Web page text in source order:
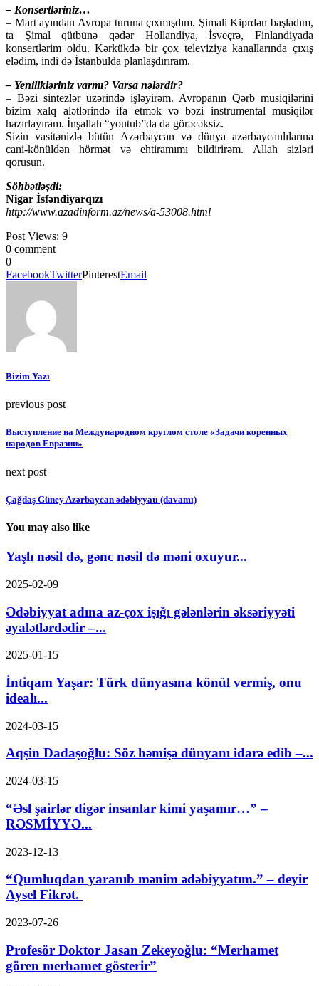
– Konsertləriniz…
– Mart ayından Avropa turuna çıxmışdım. Şimali Kiprdən başladım,
ta Şimal qütbünə qədər Hollandiya, İsveçrə, Finlandiyada
konsertlərim oldu. Kərkükdə bir çox televiziya kanallarında çıxış
elədim, indi də İstanbulda planlaşdırıram.
– Yenilikləriniz varmı? Varsa nələrdir?
– Bəzi sintezlər üzərində işləyirəm. Avropanın Qərb musiqilərini
bizim xalq alətlərində ifa etmək və bəzi instrumental musiqilər
hazırlayıram. İnşallah “youtub”da da görəcəksiz.
Sizin vasitənizlə bütün Azərbaycan və dünya azərbaycanlılarına
cani-könüldən hörmət və ehtiramımı bildirirəm. Allah sizləri
qorusun.
Söhbətləşdi:
Nigar İsfəndiyarqızı
http://www.azadinform.az/news/a-53008.html
Post Views: 9
0 comment
0
FacebookTwitterPinterestEmail
Bizim Yazı
previous post
Выступление на Международном круглом столе «Задачи коренных
народов Евразии»
next post
Çağdaş Güney Azərbaycan ədəbiyyatı (davamı)
You may also like
Yaşlı nəsil də, gənc nəsil də məni oxuyur...
2025-02-09
Ədəbiyyat adına az-çox işığı gələnlərin əksəriyyəti
əyalətlərdədir –...
2025-01-15
İntiqam Yaşar: Türk dünyasına könül vermiş, onu
idealı...
2024-03-15
Aqşin Dadaşoğlu: Söz həmişə dünyanı idarə edib –...
2024-03-15
“Əsl şairlər digər insanlar kimi yaşamır…” –
RƏSMİYYƏ...
2023-12-13
“Qumluqdan yaranıb mənim ədəbiyyatım.” – deyir
Aysel Fikrət.
2023-07-26
Profesör Doktor Jasan Zekeyoğlu: “Merhamet
gören merhamet gösterir”